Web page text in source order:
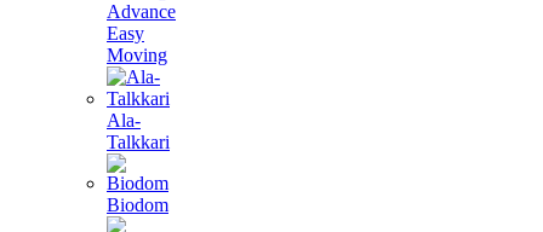
Advance
Easy
Moving
Ala-
Talkkari
Biodom